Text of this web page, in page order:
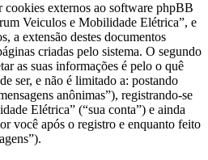
cookies externos ao software phpBB
Veiculos e Mobilidade Elétrica”, e
a extensão destes documentos
criadas pelo sistema. O segundo
as suas informações é pelo o quê
ser, e não é limitado a: postando
anônimas”), registrando-se
Elétrica” (“sua conta”) e ainda
você após o registro e enquanto feito